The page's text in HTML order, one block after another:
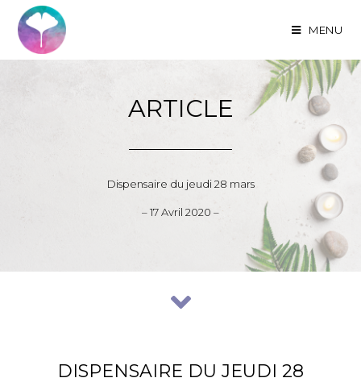
MENU
ARTICLE
Dispensaire du jeudi 28 mars
– 17 Avril 2020 –
DISPENSAIRE DU JEUDI 28